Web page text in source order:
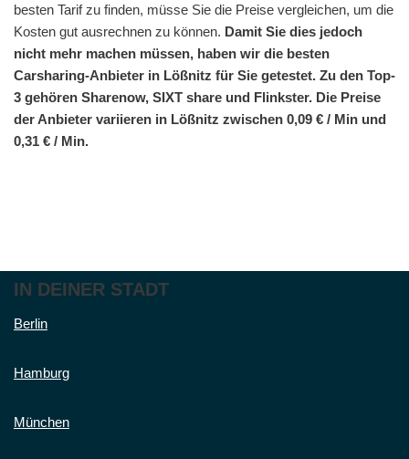
besten Tarif zu finden, müsse Sie die Preise vergleichen, um die
Kosten gut ausrechnen zu können. Damit Sie dies jedoch
nicht mehr machen müssen, haben wir die besten
Carsharing-Anbieter in Lößnitz für Sie getestet. Zu den Top-
3 gehören Sharenow, SIXT share und Flinkster. Die Preise
der Anbieter variieren in Lößnitz zwischen 0,09 € / Min und
0,31 € / Min.
IN DEINER STADT
Berlin
Hamburg
München